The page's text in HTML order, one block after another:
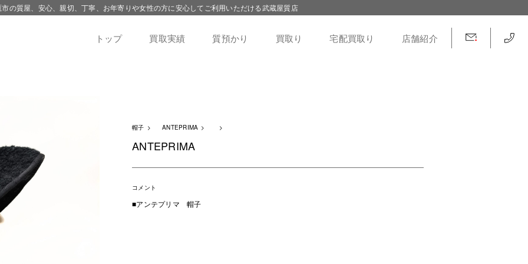
の質屋、安心、親切、丁寧、お年寄りや女性の方に安心してご利用いただける武蔵屋質店
トップ 買取実績 質預かり 買取り 宅配買取り 店舗紹介
帽子 ANTEPRIMA
ANTEPRIMA
コメント
■アンテプリマ 帽子